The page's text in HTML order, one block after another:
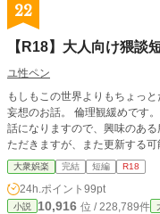
22
【R18】大人向け猥談
ユ性ペン
もしもこの世界よりもちょっ
妄想のお話。 倫理観緩めです
話になりますので、興味のあ
ただきますが、また更新する可
大衆娯楽 完結 短編 R18
24h.ポイント 99pt
小説 10,916 位 / 228,789件